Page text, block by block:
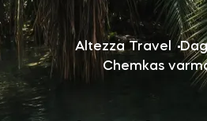
Altezza Travel
Chemkas